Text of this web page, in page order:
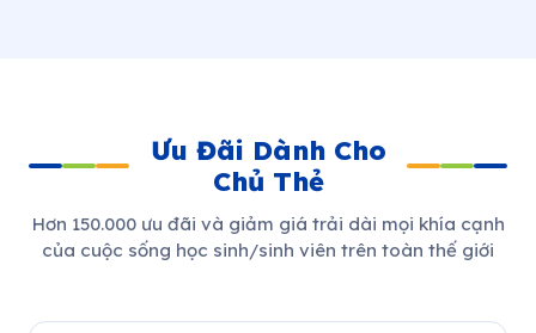
Ưu Đãi Dành Cho
Chủ Thẻ
Hơn 150.000 ưu đãi và giảm giá trải dài mọi khía cạnh
của cuộc sống học sinh/sinh viên trên toàn thế giới